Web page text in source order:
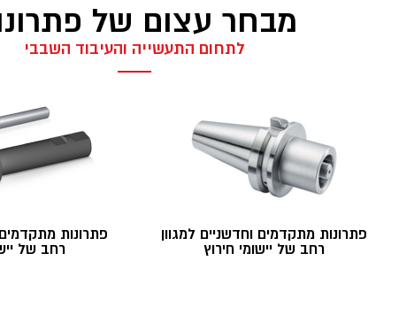
מבחר עצום של
לתחום התעשייה והעיבוד השבבי
פתרונות מתקדמים וחדשניים למגוון
רחב של יישומי חירוץ
פתרונות מתקדמים
רחב של